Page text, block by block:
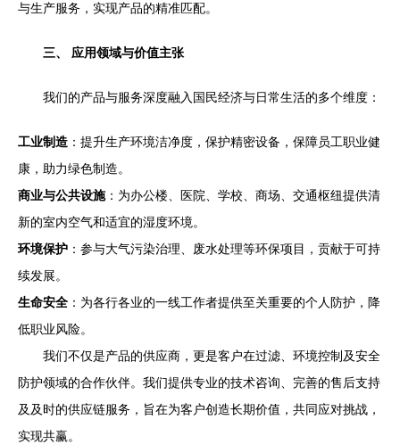
与生产服务，实现产品的精准匹配。
三、 应用领域与价值主张
我们的产品与服务深度融入国民经济与日常生活的多个维度：
工业制造 ：提升生产环境洁净度，保护精密设备，保障员工职业健
康，助力绿色制造。
商业与公共设施：为办公楼、医院、学校、商场、交通枢纽提供清
新的室内空气和适宜的湿度环境。
环境保护 ：参与大气污染治理、废水处理等环保项目，贡献于可持
续发展。
生命安全 ：为各行各业的一线工作者提供至关重要的个人防护，降
低职业风险。
我们不仅是产品的供应商，更是客户在过滤、环境控制及安全
防护领域的合作伙伴。我们提供专业的技术咨询、完善的售后支持
及及时的供应链服务，旨在为客户创造长期价值，共同应对挑战，
实现共赢。